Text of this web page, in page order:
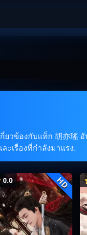
วข้องกับแท็ก 胡亦瑤
ะเรื่องที่กำลังมาแรง.
0.0 HD